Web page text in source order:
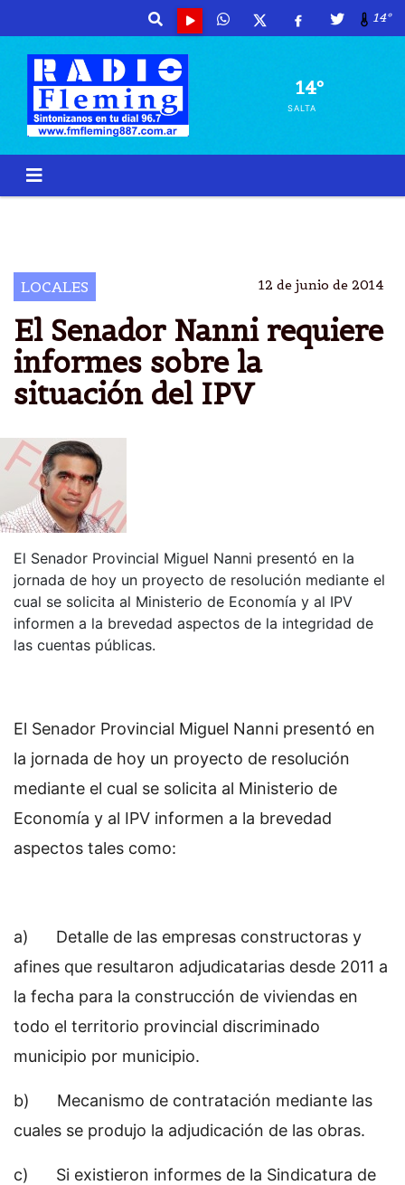
14º
14º
SALTA
LOCALES 12 de junio de 2014
El Senador Nanni requiere
informes sobre la
situación del IPV
El Senador Provincial Miguel Nanni presentó en la
jornada de hoy un proyecto de resolución mediante el
cual se solicita al Ministerio de Economía y al IPV
informen a la brevedad aspectos de la integridad de
las cuentas públicas.
El Senador Provincial Miguel Nanni presentó en
la jornada de hoy un proyecto de resolución
mediante el cual se solicita al Ministerio de
Economía y al IPV informen a la brevedad
aspectos tales como:
a) Detalle de las empresas constructoras y
afines que resultaron adjudicatarias desde 2011 a
la fecha para la construcción de viviendas en
todo el territorio provincial discriminado
municipio por municipio.
b) Mecanismo de contratación mediante las
cuales se produjo la adjudicación de las obras.
c) Si existieron informes de la Sindicatura de